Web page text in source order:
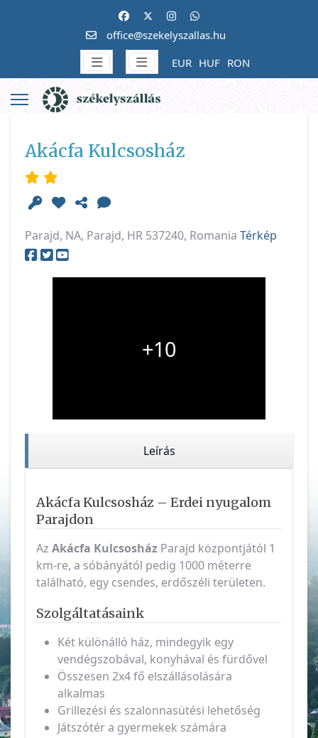
office@szekelyszallas.hu
EUR HUF RON
Akácfa Kulcsosház
Parajd, NA, Parajd, HR 537240, Romania Térkép
+10
Leírás
Akácfa Kulcsosház – Erdei nyugalom
Parajdon
Az Akácfa Kulcsosház Parajd központjától 1
km-re, a sóbányától pedig 1000 méterre
található, egy csendes, erdőszéli területen.
Szolgáltatásaink
Két különálló ház, mindegyik egy
vendégszobával, konyhával és fürdővel
Összesen 2x4 fő elszállásolására
alkalmas
Grillezési és szalonnasütési lehetőség
Játszótér a gyermekek számára